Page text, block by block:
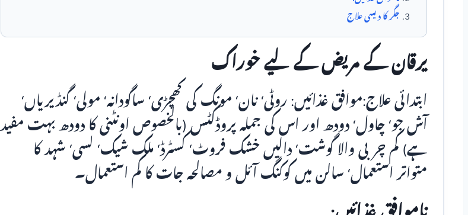
جگر کا دیسی علاج
یرقان کے مریض کے لیے خوراک
ابتدائی علاج:موافق غذائیں: روٹی‘ نان‘ مونگ کی کھچڑی‘ ساگودانہ‘ مولی‘ گنڈیریاں‘
آش جو‘ چاول‘ دودھ اور اس کی جملہ پروڈکٹس (بالخصوص اونٹنی کا دودھ بہت مفید
ہے) کم چربی والا گوشت‘ دالیں خشک فروٹ‘ کسٹرڈ‘ ملک شیک‘ لسی‘ شہد کا
متواتر استعمال‘ سالن میں کوکنگ آئل و مصالحہ جات کا کم استعمال۔